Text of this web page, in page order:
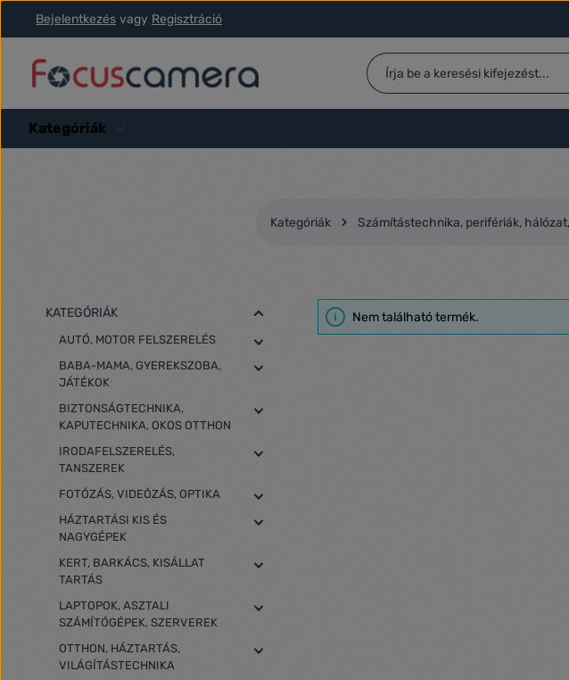
a fő tartalomra
Ugrás a kereséshez
Ugrás a fő navigációhoz
Bejelentkezés vagy Regisztráció
Kategóriák
Kategóriák Számítástechnika, perifériák,
KATEGÓRIÁK
AUTÓ, MOTOR FELSZERELÉS
BABA-MAMA, GYEREKSZOBA,
JÁTÉKOK
BIZTONSÁGTECHNIKA,
KAPUTECHNIKA, OKOS OTTHON
IRODAFELSZERELÉS,
TANSZEREK
FOTÓZÁS, VIDEÓZÁS, OPTIKA
HÁZTARTÁSI KIS ÉS
NAGYGÉPEK
KERT, BARKÁCS, KISÁLLAT
TARTÁS
LAPTOPOK, ASZTALI
SZÁMÍTÓGÉPEK, SZERVEREK
OTTHON, HÁZTARTÁS,
VILÁGÍTÁSTECHNIKA
Nem található termék.